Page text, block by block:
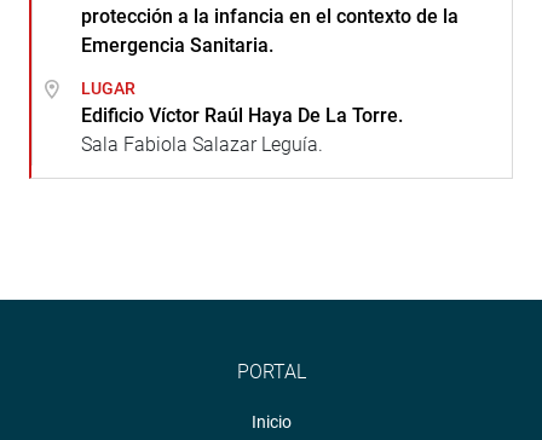
protección a la infancia en el contexto de la
Emergencia Sanitaria.
LUGAR
Edificio Víctor Raúl Haya De La Torre.
Sala Fabiola Salazar Leguía.
PORTAL
Inicio